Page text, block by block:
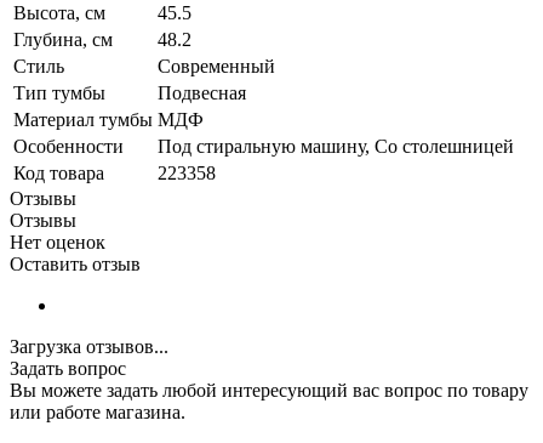
Высота, см
45.5
Глубина, см
48.2
Стиль
Современный
Тип тумбы
Подвесная
Материал тумбы МДФ
Особенности
Под стиральную машину, Со столешницей
Код товара
223358
Отзывы
Отзывы
Нет оценок
Оставить отзыв
Загрузка отзывов...
Задать вопрос
Вы можете задать любой интересующий вас вопрос по товару
или работе магазина.